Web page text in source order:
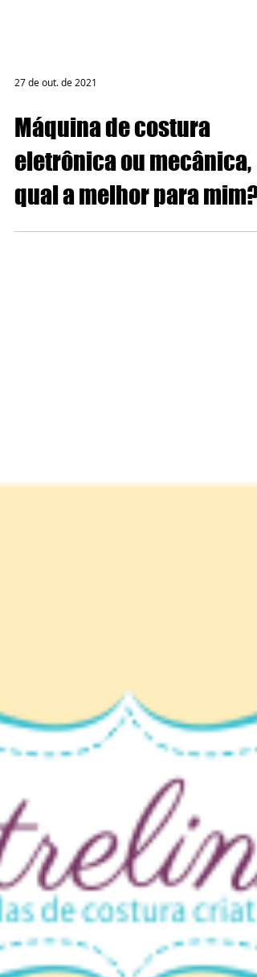
27 de out. de 2021
Máquina de costura
eletrônica ou mecânica,
qual a melhor para mim?